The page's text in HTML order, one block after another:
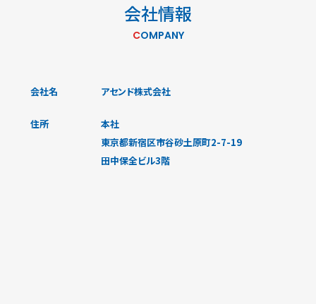
会社情報
COMPANY
会社名 アセンド株式会社
住所
本社
東京都新宿区市谷砂土原町2-7-19
田中保全ビル3階